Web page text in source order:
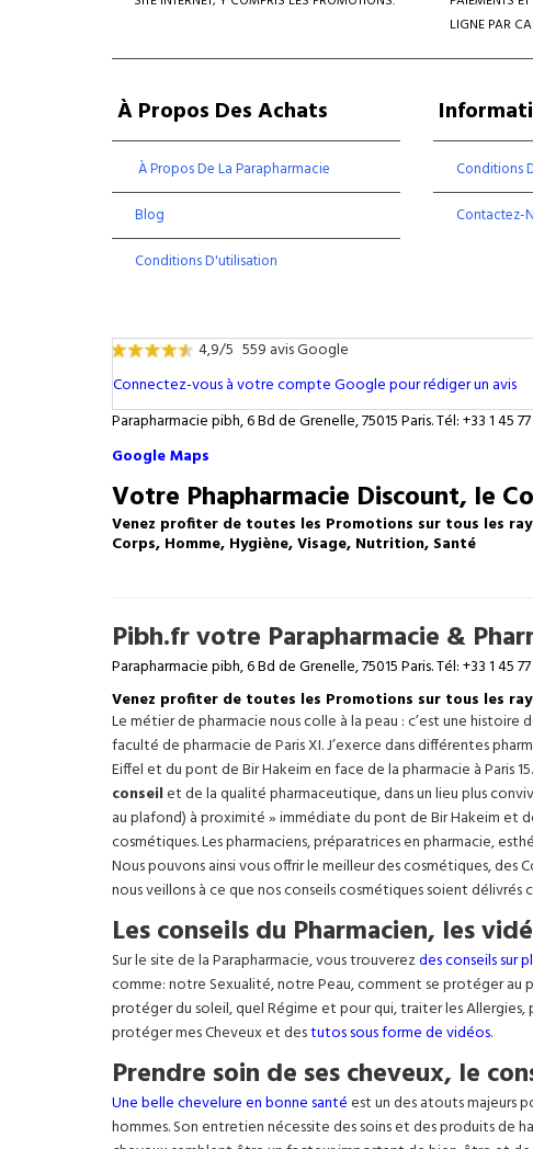
LIGNE PAR
À Propos Des Achats
À Propos De La Parapharmacie
Blog
Conditions D'utilisation
Conditions
Contactez-
4,9/5 559 avis Google
Connectez-vous à votre compte Google pour rédiger un avis
Parapharmacie pibh, 6 Bd de Grenelle, 75015 Paris. Tél: +33 1 45
Google Maps
Votre Phapharmacie Discount, le
Venez profiter de toutes les Promotions sur tous les
Corps, Homme, Hygiène, Visage, Nutrition, Santé
Pibh.fr votre Parapharmacie &
Parapharmacie pibh, 6 Bd de Grenelle, 75015 Paris. Tél: +33 1 45
Venez profiter de toutes les Promotions sur tous les
Le métier de pharmacie nous colle à la peau : c’est une
faculté de pharmacie de Paris XI. J’exerce dans différentes
Eiffelet du pont de Bir Hakeim en face de la pharmacie à Paris
conseilet de la qualité pharmaceutique, dans un lieu plus
au plafond) à proximité » immédiate du pont de Bir Hakeim et
cosmétiques. Les pharmaciens, préparatrices en pharmacie,
Nous pouvons ainsi vous offrir le meilleur des cosmétiques,
nous veillons à ce que nos conseils cosmétiques soient délivrés
Les conseils du Pharmacien, les
Sur le site de la Parapharmacie, vous trouverezdes conseils sur
comme: notre Sexualité, notre Peau, comment se protéger au
protéger du soleil, quel Régime et pour qui, traiter les Allergies,
protéger mes Cheveux et destutos sous forme de vidéos.
Prendre soin de ses cheveux, le
Une belle chevelure en bonne santéest un des atouts majeurs
hommes. Son entretien nécessite des soins et des produits de